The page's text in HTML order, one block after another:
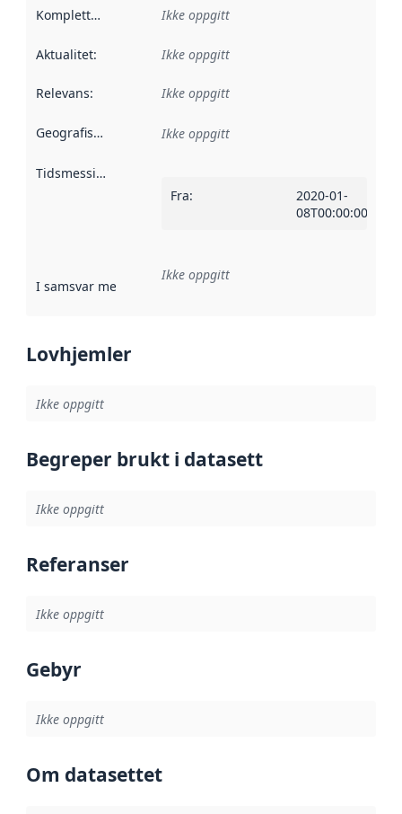
Kompletthet Ikke oppgitt
Aktualitet: Ikke oppgitt
Relevans: Ikke oppgitt
Geografisk avgrensning :
Ikke oppgitt
Tidsmessig avgrensning
Fra:
2020-01-
08T00:00:00Z
I samsvar med Referanse til en implementasjonsregel
Ikke oppgitt
Lovhjemler
Ikke oppgitt
Begreper brukt i datasett
Ikke oppgitt
Referanser
Ikke oppgitt
Gebyr
Ikke oppgitt
Om datasettet